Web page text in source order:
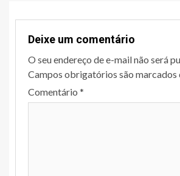
Deixe um comentário
O seu endereço de e-mail não será
Campos obrigatórios são marcados
Comentário *